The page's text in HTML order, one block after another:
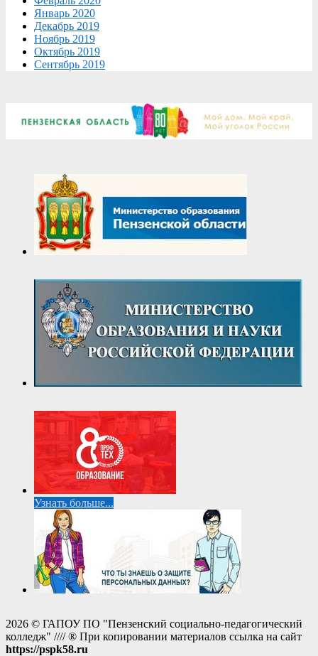
Январь 2020
Декабрь 2019
Ноябрь 2019
Октябрь 2019
Сентябрь 2019
Узнать больше...
2026 © ГАПОУ ПО "Пензенский социально-педагогический
колледж" //// ® При копировании материалов ссылка на сайт
https://pspk58.ru